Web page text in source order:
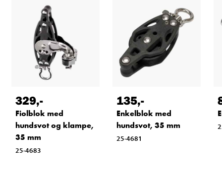
329,-
Fiolblok med
hundsvot og klampe,
35 mm
25-4683
135,-
Enkelblok med
hundsvot, 35 mm
25-4681